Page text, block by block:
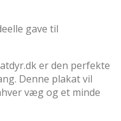
gave til
er den perfekte
Denne plakat vil
væg og et minde